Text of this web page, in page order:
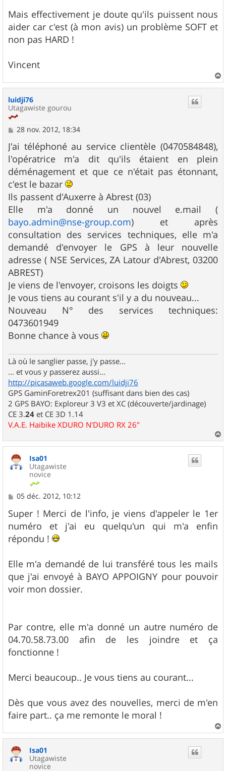
Mais effectivement je doute qu'ils puissent nous
aider car c'est (à mon avis) un problème SOFT et
non pas HARD !
Vincent
a
luidji76
Utagawiste gourou
M
s
s
a
g
e
28 nov. 2012, 18:34
J'ai téléphoné au service clientèle (0470584848),
l'opératrice m'a dit qu'ils étaient en plein
déménagement et que ce n'était pas étonnant,
c'est le bazar
Ils passent d'Auxerre à Abrest (03)
Elle m'a donné un nouvel e.mail (
bayo.admin@nse-group.com) et après
consultation des services techniques, elle m'a
demandé d'envoyer le GPS à leur nouvelle
adresse ( NSE Services, ZA Latour d'Abrest, 03200
ABREST)
Je viens de l'envoyer, croisons les doigts
Je vous tiens au courant s'il y a du nouveau...
Nouveau N° des services techniques:
0473601949
Bonne chance à vous
Là où le sanglier passe, j'y passe...
... et vous y passerez aussi...
http://picasaweb.google.com/luidji76
GPS GaminForetrex201 (suffisant dans bien des cas)
2 GPS BAYO: Exploreur 3 V3 et XC (découverte/jardinage)
CE 3.24 et CE 3D 1.14
V.A.E. Haibike XDURO N'DURO RX 26"
a
Isa01
Utagawiste
novice
M
s
s
a
g
e
05 déc. 2012, 10:12
Super ! Merci de l'info, je viens d'appeler le 1er
numéro et j'ai eu quelqu'un qui m'a enfin
répondu !
Elle m'a demandé de lui transféré tous les mails
que j'ai envoyé à BAYO APPOIGNY pour pouvoir
voir mon dossier.
Par contre, elle m'a donné un autre numéro de
04.70.58.73.00 afin de les joindre et ça
fonctionne !
Merci beaucoup.. Je vous tiens au courant...
Dès que vous avez des nouvelles, merci de m'en
faire part.. ça me remonte le moral !
a
Isa01
Utagawiste
novice